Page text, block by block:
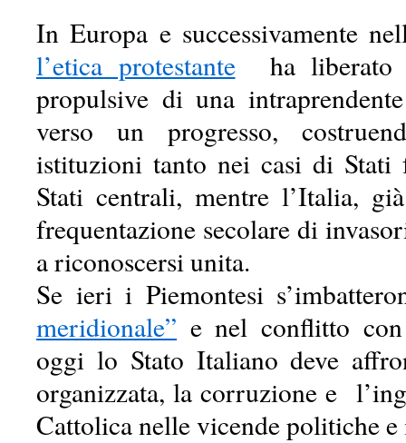
In Europa e successivamente
l’etica protestanteha liberato
propulsive di una
verso un progresso,
istituzioni tanto nei casi di Stati
Stati centrali, mentre l’Italia,
frequentazione secolare di
a riconoscersi unita.
Se ieri i Piemontesi
meridionale” e nel conflitto
oggi lo Stato Italiano deve
organizzata, la corruzione e
Cattolica nelle vicende politiche